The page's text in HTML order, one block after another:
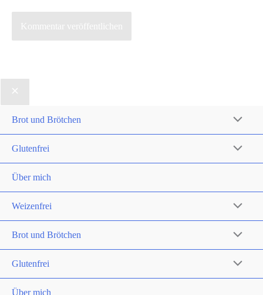
Brot und Brötchen
Glutenfrei
Über mich
Weizenfrei
Brot und Brötchen
Glutenfrei
Über mich